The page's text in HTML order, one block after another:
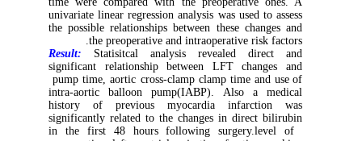
univariate linear regression analysis was used to assess
the possible relationships between these changes and
the preoperative and intraoperative risk factors.
Result:
Statisitcal analysis revealed direct and
significant relationship between LFT changes and
pump time, aortic cross-clamp clamp time and use of
intra-aortic balloon pump(IABP). Also a medical
history of previous myocardia infarction was
significantly related to the changes in direct bilirubin
in the first 48 hours following surgery.level of